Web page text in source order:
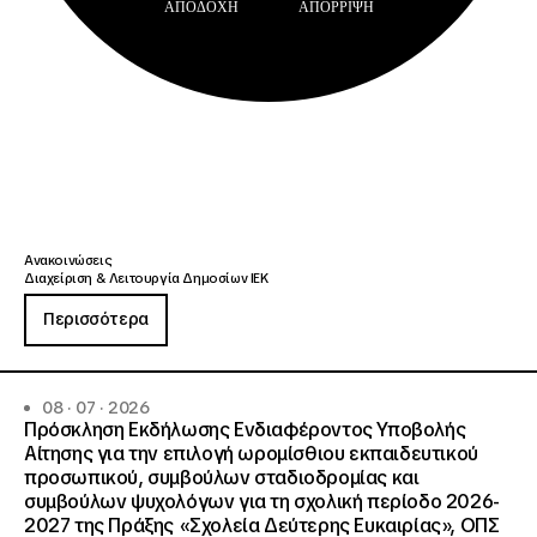
Ανακοινώσεις
Διαχείριση & Λειτουργία Δημοσίων ΙΕΚ
Περισσότερα
08 · 07 · 2026
Πρόσκληση Εκδήλωσης Ενδιαφέροντος Υποβολής
Αίτησης για την επιλογή ωρομίσθιου εκπαιδευτικού
προσωπικού, συμβούλων σταδιοδρομίας και
συμβούλων ψυχολόγων για τη σχολική περίοδο 2026-
2027 της Πράξης «Σχολεία Δεύτερης Ευκαιρίας», ΟΠΣ
ΑΠΟΔΟΧΉ ΑΠΌΡΡΙΨΗ